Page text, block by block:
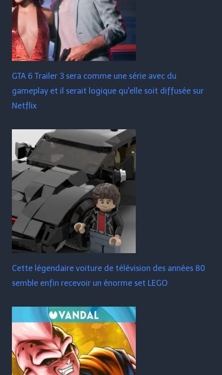
GTA 6 Trailer 3 sera comme une série avec du
gameplay et il serait logique qu'elle soit diffusée sur
Netflix
Cette légendaire voiture de télévision des années 80
semble enfin recevoir un énorme set LEGO